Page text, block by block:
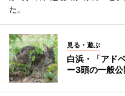
た。
見る・遊ぶ
白浜・「アド
ー3頭の一般公